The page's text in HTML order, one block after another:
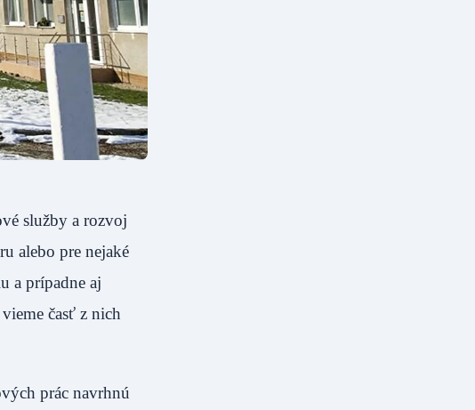
služby a rozvoj
alebo pre nejaké
a prípadne aj
časť z nich
prác navrhnú